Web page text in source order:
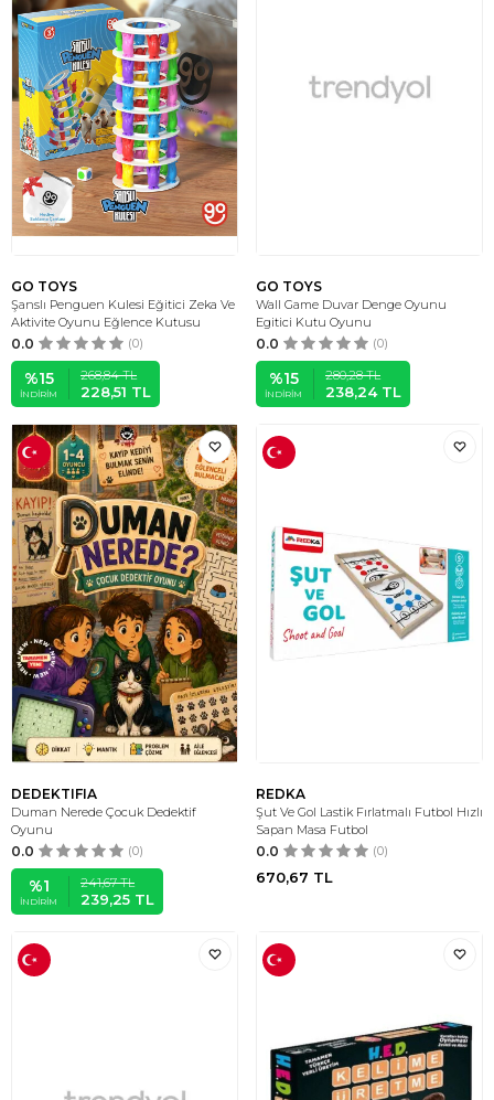
GO TOYS
Şanslı Penguen Kulesi Eğitici Zeka Ve
Aktivite Oyunu Eğlence Kutusu
0.0 (0)
%15
İNDIRIM
268,84TL
228,51 TL
GO TOYS
Wall Game Duvar Denge Oyunu
Egitici Kutu Oyunu
0.0 (0)
%15
İNDIRIM
280,28TL
238,24TL
DEDEKTIFIA
Duman Nerede Çocuk Dedektif
Oyunu
0.0 (0)
%1
İNDIRIM
241,67TL
239,25 TL
REDKA
Şut Ve Gol Lastik Fırlatmalı Futbol Hızlı
Sapan Masa Futbol
0.0 (0)
670,67 TL